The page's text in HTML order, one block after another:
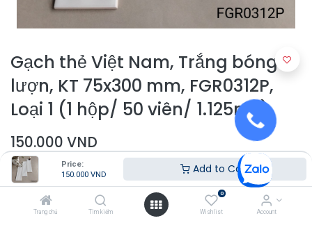
Price:
150.000 VND Add to Cart
Trang chủ Tìm kiếm
0
Wishlist Account
Gạch thẻ Việt Nam, Trắng bóng
lượn, KT 75x300 mm, FGR0312P,
Loại 1 (1 hộp/ 50 viên/ 1.125m2)
150.000 VND